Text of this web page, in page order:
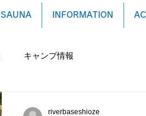
SAUNA INFORMATION
キャンプ情報
riverbaseshioze